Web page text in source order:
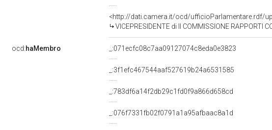
<http://dati.camera.it/ocd/ufficioParlamentare.rdf/
VICEPRESIDENTE di II COMMISSIONE RAPPORTI
ocd:haMembro _:071ecfc08c7aa09127074c8eda0e3823
_:3f1efc467544aaf527619b24a6531585
_:783df6a14f2db29c1fd0f9a866d658cd
_:076f7331fb02f0791a1a95afbaac8a1d